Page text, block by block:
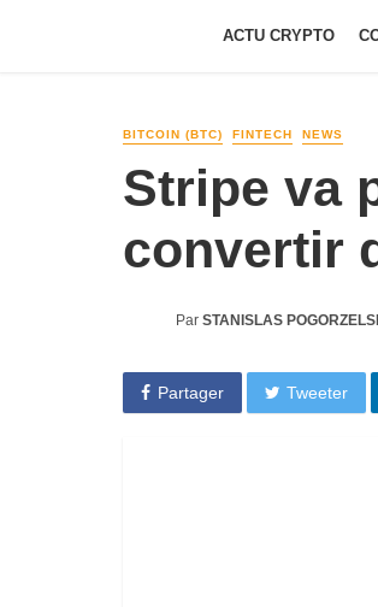
ACTU CRYPTO
BITCOIN (BTC) FINTECH NEWS
Stripe va
convertir
Par STANISLAS
Partager Tweeter